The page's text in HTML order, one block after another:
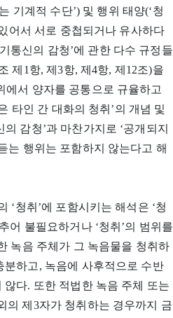
기계적 수단’) 및 행위 태양(‘청
어서 서로 중첩되거나 유사하다
통신의 감청’에 관한 다수 규정들
제1항, 제3항, 제4항, 제12조)을
에서 양자를 공통으로 규율하고
타인 간 대화의 청취’의 개념 및
감청’과 마찬가지로 ‘공개되지
는 행위는 포함하지 않는다고 해
‘청취’에 포함시키는 해석은 ‘청
어 불필요하거나 ‘청취’의 범위를
녹음 주체가 그 녹음물을 청취하
하고, 녹음에 사후적으로 수반
다. 또한 적법한 녹음 주체 또는
의 제3자가 청취하는 경우까지 금